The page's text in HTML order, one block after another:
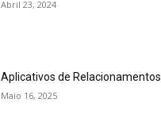
Abril 23, 2024
Aplicativos de Relacionamentos
Maio 16, 2025